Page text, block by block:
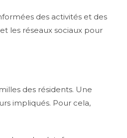
des activités et des
les réseaux sociaux pour
des résidents. Une
impliqués. Pour cela,